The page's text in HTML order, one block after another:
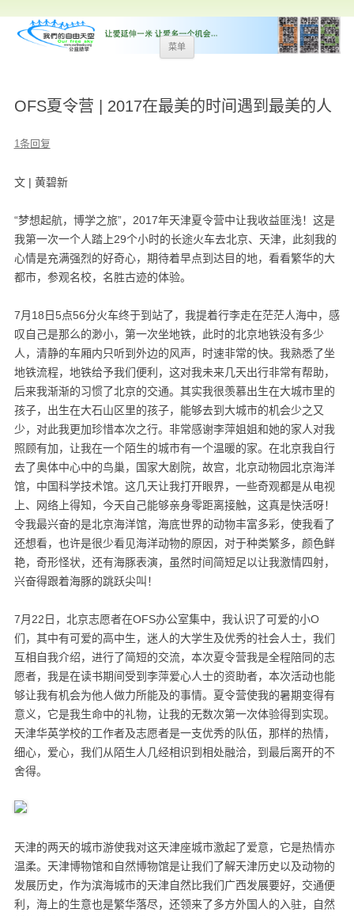
菜单
跳
至
OFS夏令营 | 2017在最美的时间遇到最美的人
1条回复
文 | 黄碧新
“梦想起航，博学之旅”，2017年天津夏令营中让我收益匪浅！这是
我第一次一个人踏上29个小时的长途火车去北京、天津，此刻我的
心情是充满强烈的好奇心，期待着早点到达目的地，看看繁华的大
都市，参观名校，名胜古迹的体验。
7月 18 日5点56分火车终于到站了，我提着行李走在茫茫人海中，感
叹自己是那么的渺小，第一次坐地铁，此时的北京地铁没有多少
人，清静的车厢内只听到外边的风声，时速非常的快。我熟悉了坐
地铁流程，地铁给予我们便利，这对我未来几天出行非常有帮助，
后来我渐渐的习惯了北京的交通。其实我很羡慕出生在大城市里的
孩子，出生在大石山区里的孩子，能够去到大城市的机会少之又
少，对此我更加珍惜本次之行。非常感谢李萍姐姐和她的家人对我
照顾有加，让我在一个陌生的城市有一个温暖的家。在北京我自行
去了奥体中心中的鸟巢，国家大剧院，故宫，北京动物园北京海洋
馆，中国科学技术馆。这几天让我打开眼界，一些奇观都是从电视
上、网络上得知，今天自己能够亲身零距离接触，这真是快活呀！
令我最兴奋的是北京海洋馆，海底世界的动物丰富多彩，使我看了
还想看，也许是很少看见海洋动物的原因，对于种类繁多，颜色鲜
艳，奇形怪状，还有海豚表演，虽然时间简短足以让我激情四射，
兴奋得跟着海豚的跳跃尖叫！
7月 22 日，北京志愿者在OFS办公室集中，我认识了可爱的小O
们，其中有可爱的高中生，迷人的大学生及优秀的社会人士，我们
互相自我介绍，进行了简短的交流，本次夏令营我是全程陪同的志
愿者，我是在读书期间受到李萍爱心人士的资助者，本次活动也能
够让我有机会为他人做力所能及的事情。夏令营使我的暑期变得有
意义，它是我生命中的礼物，让我的无数次第一次体验得到实现。
天津华英学校的工作者及志愿者是一支优秀的队伍，那样的热情，
细心，爱心，我们从陌生人几经相识到相处融洽，到最后离开的不
舍得。
天津的两天的城市游使我对这天津座城市激起了爱意，它是热情亦
温柔。天津博物馆和自然博物馆是让我们了解天津历史以及动物的
发展历史，作为滨海城市的天津自然比我们广西发展要好，交通便
利，海上的生意也是繁华落尽，还领来了多方外国人的入驻，自然